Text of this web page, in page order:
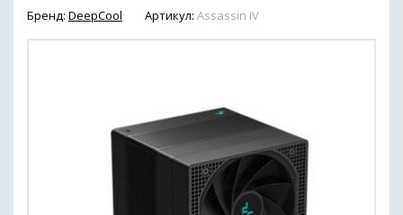
Бренд: DeepCool Артикул: Assassin IV